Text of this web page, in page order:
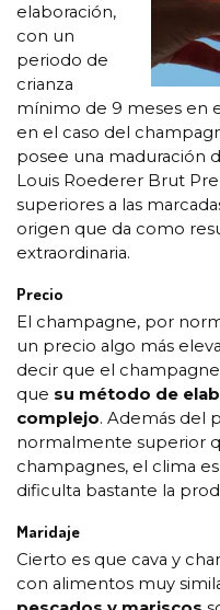
elaboración,
con un
periodo de
crianza
mínimo de 9 meses en
en el caso del
posee una maduración
Louis Roederer Brut
superiores a las
origen que da como
extraordinaria.
Precio
El champagne, por
un precio algo más
decir que el
que su método de
complejo. Además del
normalmente superior
champagnes, el clima
dificulta bastante la
Maridaje
Cierto es que cava y
con alimentos muy